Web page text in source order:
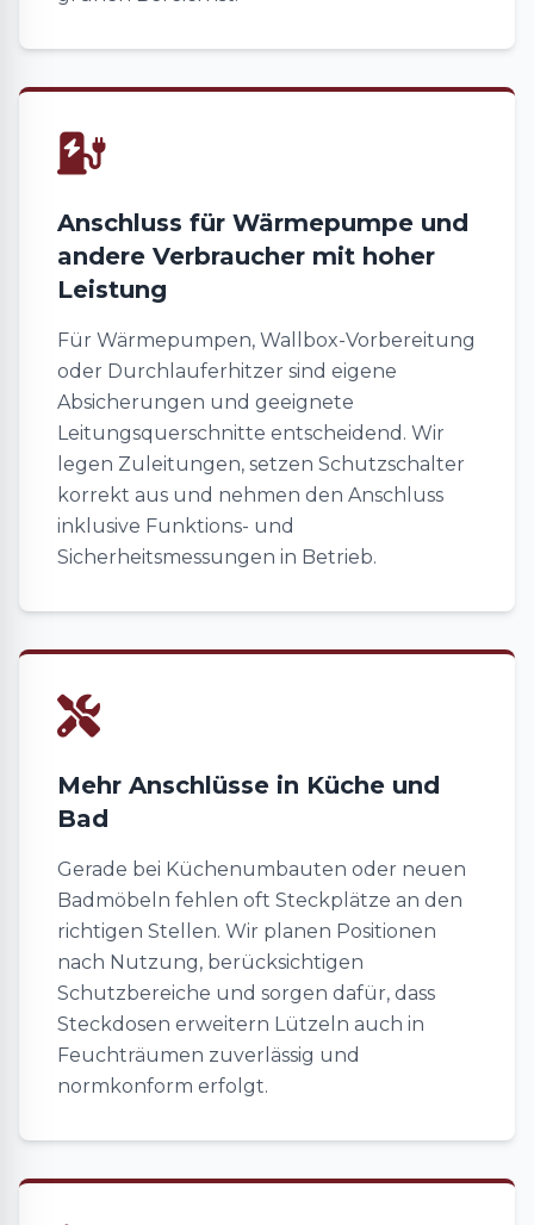
Anschluss für Wärmepumpe und
andere Verbraucher mit hoher
Leistung
Für Wärmepumpen, Wallbox-Vorbereitung
oder Durchlauferhitzer sind eigene
Absicherungen und geeignete
Leitungsquerschnitte entscheidend. Wir
legen Zuleitungen, setzen Schutzschalter
korrekt aus und nehmen den Anschluss
inklusive Funktions- und
Sicherheitsmessungen in Betrieb.
Mehr Anschlüsse in Küche und
Bad
Gerade bei Küchenumbauten oder neuen
Badmöbeln fehlen oft Steckplätze an den
richtigen Stellen. Wir planen Positionen
nach Nutzung, berücksichtigen
Schutzbereiche und sorgen dafür, dass
Steckdosen erweitern Lützeln auch in
Feuchträumen zuverlässig und
normkonform erfolgt.